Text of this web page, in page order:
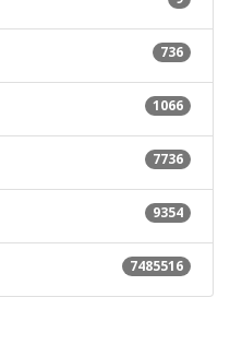
736
1066
7736
9354
7485516